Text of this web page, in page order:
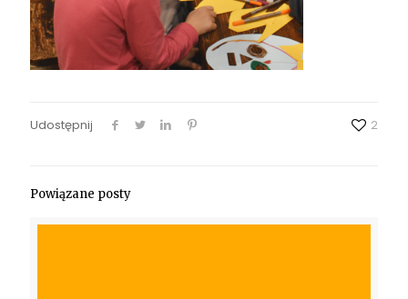
Udostępnij 2
Powiązane posty